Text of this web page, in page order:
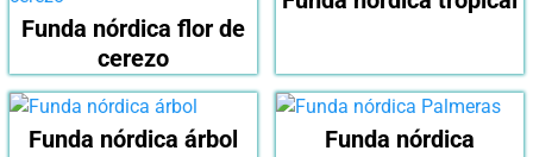
Funda nórdica flor de
cerezo
Funda nórdica árbol
Funda nórdica